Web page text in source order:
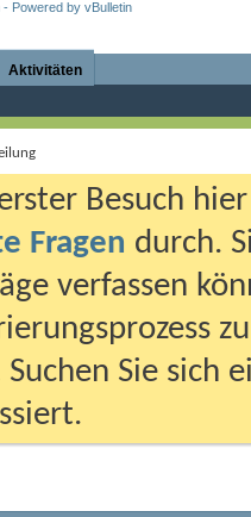
Aktivitäten
Besuch
Fragen durch.
verfassen
Sie sich